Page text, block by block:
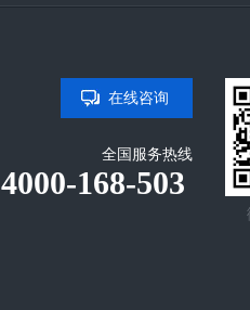
在线咨询
全国服务热线
4000-168-503